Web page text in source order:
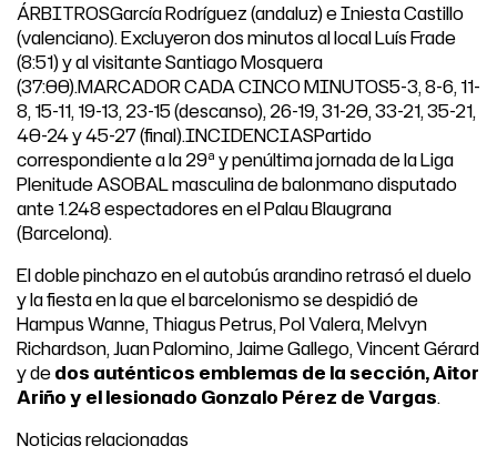
ÁRBITROSGarcía Rodríguez (andaluz) e Iniesta Castillo
(valenciano). Excluyeron dos minutos al local Luís Frade
(8:51) y al visitante Santiago Mosquera
(37:00).MARCADOR CADA CINCO MINUTOS5-3, 8-6, 11-
8, 15-11, 19-13, 23-15 (descanso), 26-19, 31-20, 33-21, 35-21,
40-24 y 45-27 (final).INCIDENCIASPartido
correspondiente a la 29ª y penúltima jornada de la Liga
Plenitude ASOBAL masculina de balonmano disputado
ante 1.248 espectadores en el Palau Blaugrana
(Barcelona).
El doble pinchazo en el autobús arandino retrasó el duelo
y la fiesta en la que el barcelonismo se despidió de
Hampus Wanne, Thiagus Petrus, Pol Valera, Melvyn
Richardson, Juan Palomino, Jaime Gallego, Vincent Gérard
y dedos auténticos emblemas de la sección, Aitor
Ariño y el lesionado Gonzalo Pérez de Vargas.
Noticias relacionadas